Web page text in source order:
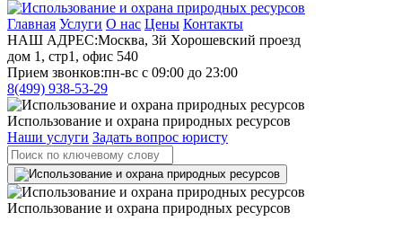
Главная Услуги О нас Цены Контакты
НАШ АДРЕС:Москва, 3й Хорошевский проезд
дом 1, стр1, офис 540
Прием звонков:пн-вс с 09:00 до 23:00
8(499) 938-53-29
Использование и охрана природных ресурсов
Наши услуги Задать вопрос юристу
Использование и охрана природных ресурсов